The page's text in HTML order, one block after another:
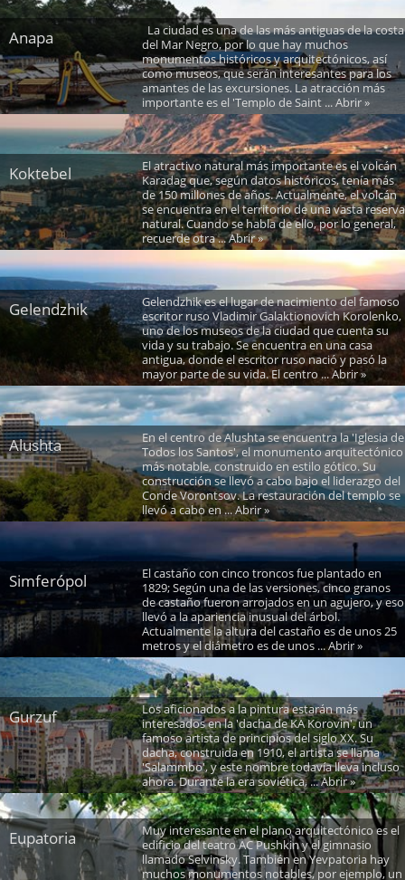
Anapa
La ciudad es una de las más antiguas de la costa
del Mar Negro, por lo que hay muchos
monumentos históricos y arquitectónicos, así
como museos, que serán interesantes para los
amantes de las excursiones. La atracción más
importante es el 'Templo de Saint ... Abrir »
Koktebel
El atractivo natural más importante es el volcán
Karadag que, según datos históricos, tenía más
de 150 millones de años. Actualmente, el volcán
se encuentra en el territorio de una vasta reserva
natural. Cuando se habla de ello, por lo general,
recuerde otra ... Abrir »
Gelendzhik
Gelendzhik es el lugar de nacimiento del famoso
escritor ruso Vladimir Galaktionovich Korolenko,
uno de los museos de la ciudad que cuenta su
vida y su trabajo. Se encuentra en una casa
antigua, donde el escritor ruso nació y pasó la
mayor parte de su vida. El centro ... Abrir »
Alushta
En el centro de Alushta se encuentra la 'Iglesia de
Todos los Santos', el monumento arquitectónico
más notable, construido en estilo gótico. Su
construcción se llevó a cabo bajo el liderazgo del
Conde Vorontsov. La restauración del templo se
llevó a cabo en ... Abrir »
Simferópol
El castaño con cinco troncos fue plantado en
1829; Según una de las versiones, cinco granos
de castaño fueron arrojados en un agujero, y eso
llevó a la apariencia inusual del árbol.
Actualmente la altura del castaño es de unos 25
metros y el diámetro es de unos ... Abrir »
Gurzuf
Los aficionados a la pintura estarán más
interesados ​​en la 'dacha de KA Korovin', un
famoso artista de principios del siglo XX. Su
dacha, construida en 1910, el artista se llama
'Salammbo', y este nombre todavía lleva incluso
ahora. Durante la era soviética, ... Abrir »
Eupatoria
Muy interesante en el plano arquitectónico es el
edificio del teatro AC Pushkin y el gimnasio
llamado Selvinsky. También en Yevpatoria hay
muchos monumentos notables, por ejemplo, un